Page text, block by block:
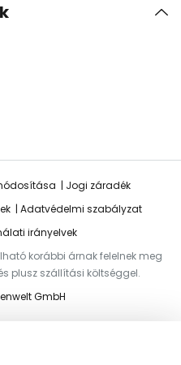
Jogi záradék
Adatvédelmi szabályzat
irányelvek
korábbi árnak felelnek meg
plusz szállítási költséggel.
GmbH